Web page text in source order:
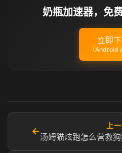
奶瓶加速器，免
立即
（Android
←
上
汤姆猫炫跑怎么营救